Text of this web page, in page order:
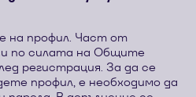
на профил. Част от
по силата на Общите
регистрация. За да се
профил, е необходимо да